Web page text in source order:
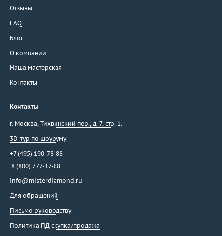
Отзывы
FAQ
Блог
О компании
Наша мастерская
Контакты
Контакты
г. Москва, Тихвинский пер., д. 7, стр. 1.
3D-тур по шоуруму
+7 (495) 190-78-88
8 (800) 777-17-88
info@misterdiamond.ru
Для обращений
Письмо руководству
Политика ПД скупка/продажа